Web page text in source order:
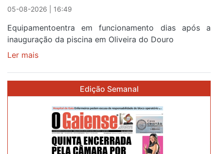
reforço
05-08-2026 | 16:49
Equipamentoentra em funcionamento dias após a
inauguração da piscina em Oliveira do Douro
Ler mais
no
Avintes
abre
este
sábado
Edição Semanal